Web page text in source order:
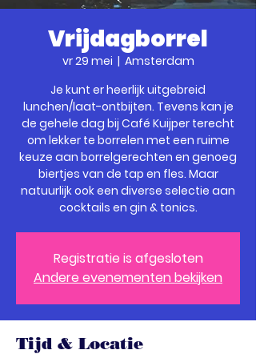
Vrijdagborrel
vr 29 mei
  |
Amsterdam
Je kunt er heerlijk uitgebreid
lunchen/laat-ontbijten. Tevens kan je
de gehele dag bij Café Kuijper terecht
om lekker te borrelen met een ruime
keuze aan borrelgerechten en genoeg
biertjes van de tap en fles. Maar
natuurlijk ook een diverse selectie aan
cocktails en gin & tonics.
Registratie is afgesloten
Andere evenementen bekijken
Tijd & Locatie